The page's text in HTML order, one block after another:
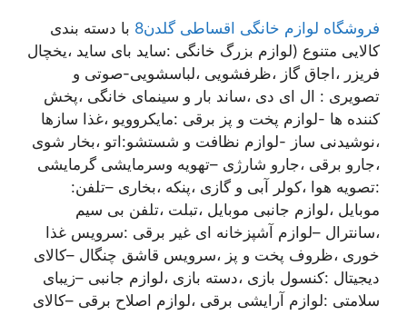
فروشگاه لوازم خانگی اقساطی گلدن8
با دسته بندی
کالایی متنوع (لوازم بزرگ خانگی :ساید بای ساید ،یخچال
فریزر ،اجاق گاز ،ظرفشویی ،لباسشویی-صوتی و
تصویری : ال ای دی ،ساند بار و سینمای خانگی ،پخش
کننده ها -لوازم پخت و پز برقی :مایکروویو ،غذا سازها
،نوشیدنی ساز -لوازم نظافت و شستشو:اتو ،بخار شوی
،جارو برقی ،جارو شارژی –تهویه وسرمایشی گرمایشی
:تصویه هوا ،کولر آبی و گازی ،پنکه ،بخاری –تلفن:
موبایل ،لوازم جانبی موبایل ،تبلت ،تلفن بی سیم
،سانترال –لوازم آشپزخانه ای غیر برقی :سرویس غذا
خوری ،ظروف پخت و پز ،سرویس قاشق چنگال –کالای
دیجیتال :کنسول بازی ،دسته بازی ،لوازم جانبی –زیبای
سلامتی :لوازم آرایشی برقی ،لوازم اصلاح برقی –کالای